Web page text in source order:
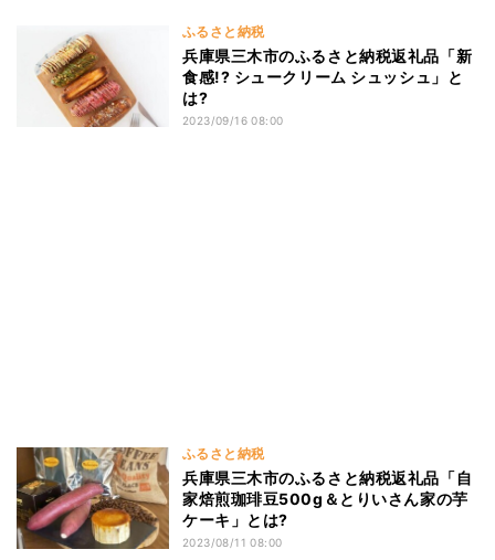
ふるさと納税
兵庫県三木市のふるさと納税返礼品「新
食感!? シュークリーム シュッシュ」と
は?
2023/09/16 08:00
ふるさと納税
兵庫県三木市のふるさと納税返礼品「自
家焙煎珈琲豆500g＆とりいさん家の芋
ケーキ」とは?
2023/08/11 08:00